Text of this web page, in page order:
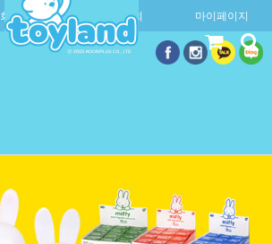
회원가입 주문조회 마이페이지